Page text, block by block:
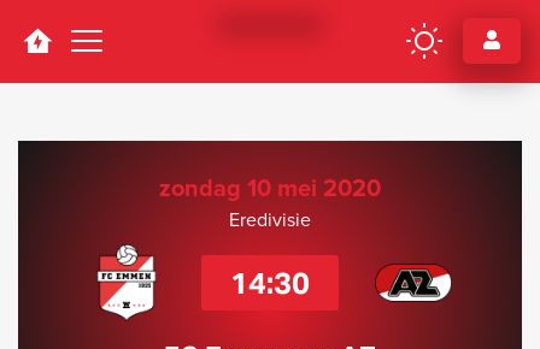
Navigation
zondag 10 mei 2020
Eredivisie
14:30